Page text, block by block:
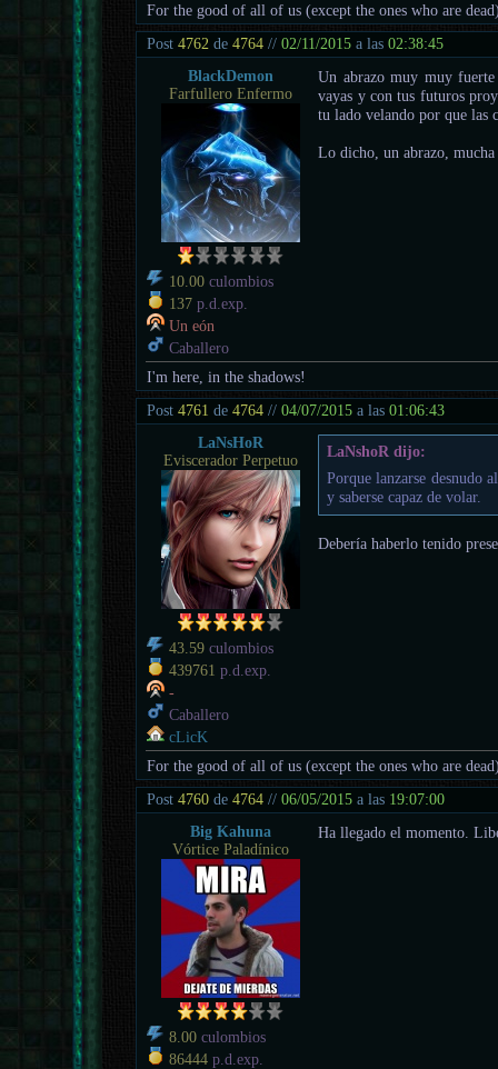
For the good of all of us (except the ones who are
Post4762 de4764 //02/11/2015 a las02:38:45
BlackDemon
Farfullero Enfermo
10.00 culombios
137 p.d.exp.
Un eón
Caballero
Un abrazo muy muy
vayas y con tus futuros
tu lado velando por que las
Lo dicho, un abrazo,
I'm here, in the shadows!
Post4761 de4764 //04/07/2015 a las01:06:43
LaNsHoR
Eviscerador Perpetuo
43.59 culombios
439761 p.d.exp.
-
Caballero
cLicK
LaNshoR dijo:
Porque lanzarse desnudo
y saberse capaz de volar.
Debería haberlo tenido
For the good of all of us (except the ones who are
Post4760 de4764 //06/05/2015 a las 19:07:00
Big Kahuna
Vórtice Paladínico
8.00 culombios
86444 p.d.exp.
Ha llegado el momento.